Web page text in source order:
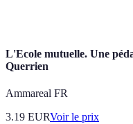
L'Ecole mutuelle. Une
Querrien
Ammareal FR
3.19 EURVoir le prix